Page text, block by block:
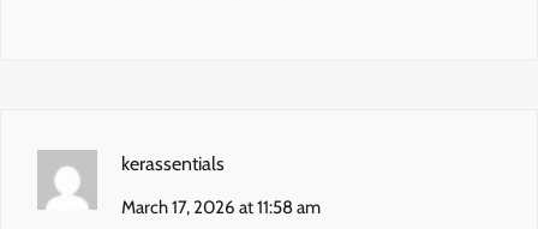
kerassentials
March 17, 2026 at 11:58 am